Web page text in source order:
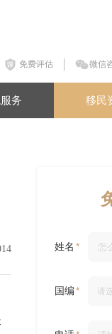
免费评估 微信
务 移民
姓名
国编